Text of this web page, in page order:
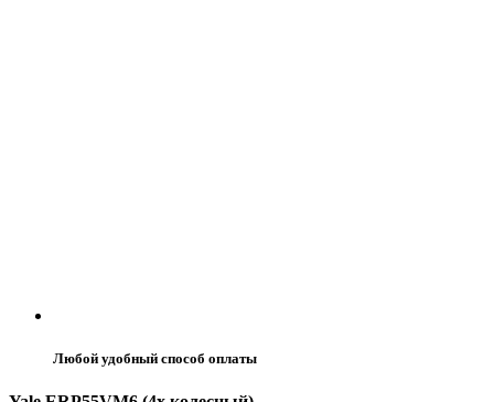
Любой удобный способ оплаты